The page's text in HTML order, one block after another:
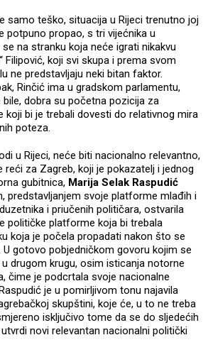
samo teško, situacija u Rijeci trenutno joj
potpuno propao, s tri vijećnika u
na stranku koja neće igrati nikakvu
Filipović, koji svi skupa i prema svom
ne predstavljaju neki bitan faktor.
Rinčić ima u gradskom parlamentu,
dobra su početna pozicija za
koji bi je trebali dovesti do relativnog mira
poteza.
u Rijeci, neće biti nacionalno relevantno,
za Zagreb, koji je pokazatelj i jednog
gubitnica, Marija Selak Raspudić
predstavljanjem svoje platforme mlađih i
i priučenih političara, ostvarila
političke platforme koja bi trebala
koja je počela propadati nakon što se
U gotovo pobjedničkom govoru kojim se
drugom krugu, osim isticanja notorne
čime je podcrtala svoje nacionalne
je u pomirljivom tonu najavila
skupštini, koje će, u to ne treba
isključivo tome da se do sljedećih
novi relevantan nacionalni politički